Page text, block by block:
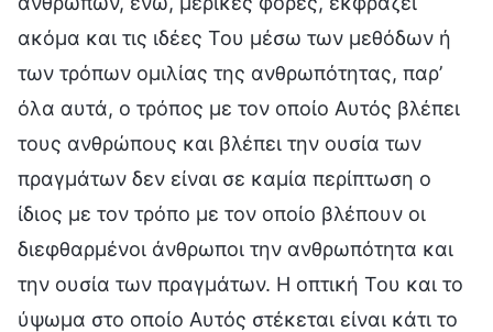
ακόμα και τις ιδέες Του μέσω των μεθόδων ή
των τρόπων ομιλίας της ανθρωπότητας, παρ’
όλα αυτά, ο τρόπος με τον οποίο Αυτός βλέπει
τους ανθρώπους και βλέπει την ουσία των
πραγμάτων δεν είναι σε καμία περίπτωση ο
ίδιος με τον τρόπο με τον οποίο βλέπουν οι
διεφθαρμένοι άνθρωποι την ανθρωπότητα και
την ουσία των πραγμάτων. Η οπτική Του και το
ύψωμα στο οποίο Αυτός στέκεται είναι κάτι το